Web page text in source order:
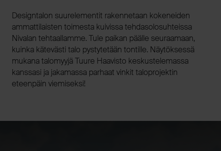
Designtalon suurelementit rakennetaan kokeneiden
ammattilaisten toimesta kuivissa tehdasolosuhteissa
Nivalan tehtaallamme. Tule paikan päälle seuraamaan,
kuinka kätevästi talo pystytetään tontille. Näytöksessä
mukana talomyyjä Tuure Haavisto keskustelemassa
kanssasi ja jakamassa parhaat vinkit taloprojektin
eteenpäin viemiseksi!